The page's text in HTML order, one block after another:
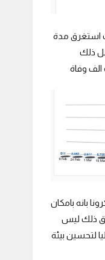
استغرق مدة
وفاة ( قبل ذلك
بانه بامكان
ذلك ليس
لتحسين بيئة